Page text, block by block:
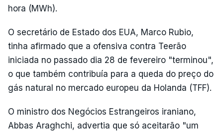
hora (MWh).
O secretário de Estado dos EUA, Marco Rubio,
tinha afirmado que a ofensiva contra Teerão
iniciada no passado dia 28 de fevereiro "terminou",
o que também contribuía para a queda do preço do
gás natural no mercado europeu da Holanda (TFF).
O ministro dos Negócios Estrangeiros iraniano,
Abbas Araghchi, advertia que só aceitarão "um